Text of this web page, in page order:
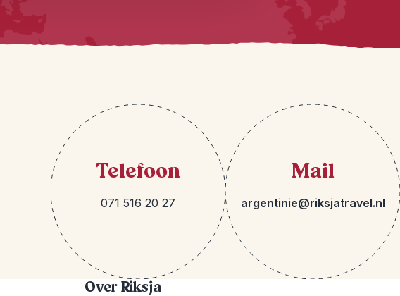
Telefoon
071 516 20 27
Mail
argentinie@riksjatravel.nl
Over Riksja